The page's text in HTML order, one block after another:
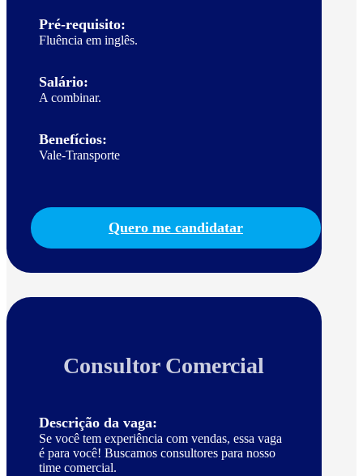
Pré-requisito:
Fluência em inglês.
Salário:
A combinar.
Benefícios:
Vale-Transporte
Quero me candidatar
Consultor Comercial
Descrição da vaga:
Se você tem experiência com vendas, essa vaga
é para você! Buscamos consultores para nosso
time comercial.